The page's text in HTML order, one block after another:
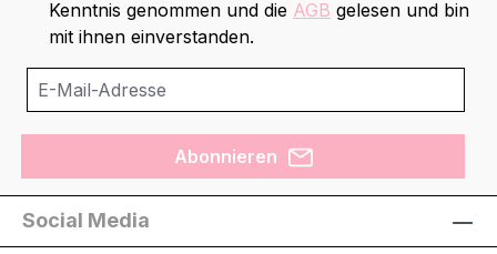
Kenntnis genommen und die AGB gelesen und bin
mit ihnen einverstanden.
Abonnieren
Social Media